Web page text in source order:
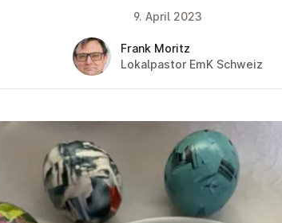
9. April 2023
Frank Moritz
Lokalpastor EmK Schweiz